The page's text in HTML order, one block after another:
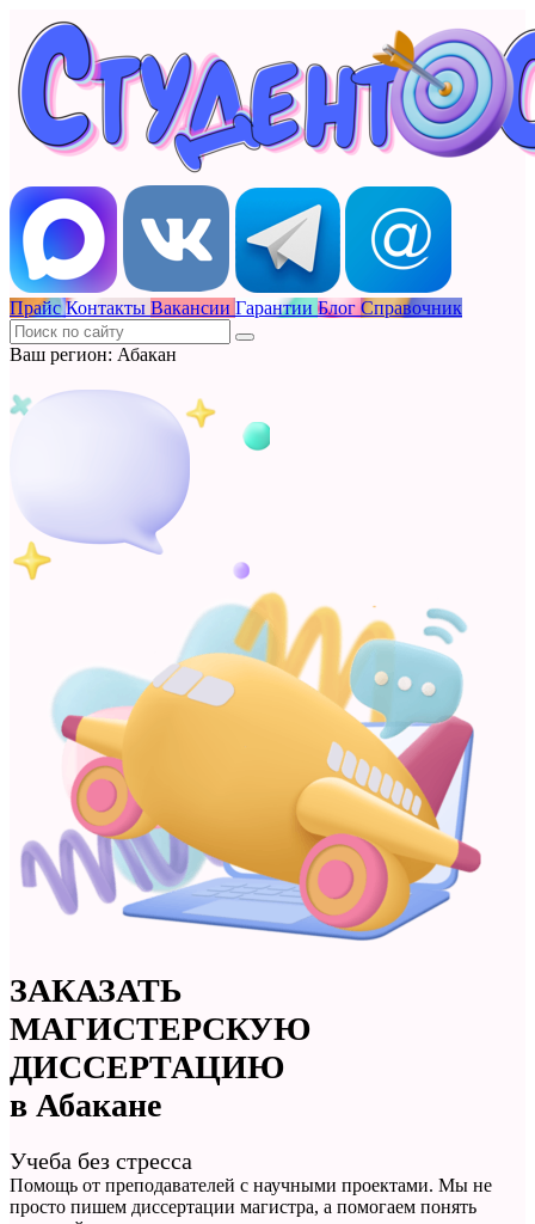
Прайс Контакты Вакансии Гарантии Блог Справочник
Ваш регион: Абакан
ЗАКАЗАТЬ
МАГИСТЕРСКУЮ
ДИССЕРТАЦИЮ
в Абакане
Учеба без стресса
Помощь от преподавателей с научными проектами. Мы не
просто пишем диссертации магистра, а помогаем понять